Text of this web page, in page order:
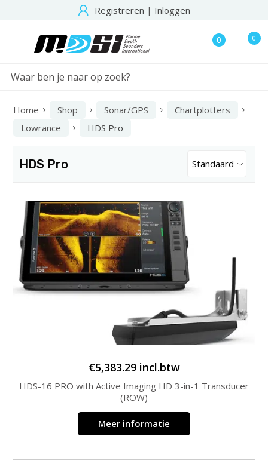
Registreren | Inloggen
0 0
Home Shop Sonar/GPS
Chartplotters
Lowrance
HDS Pro
HDS Pro Standaard
€5,383.29 incl.btw
HDS-16 PRO with Active Imaging HD 3-in-1 Transducer
(ROW)
Meer informatie